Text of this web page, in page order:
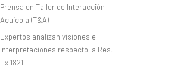
Prensa en Taller de Interacción
Acuícola (T&A)
Expertos analizan visiones e
interpretaciones respecto la Res.
Ex 1821